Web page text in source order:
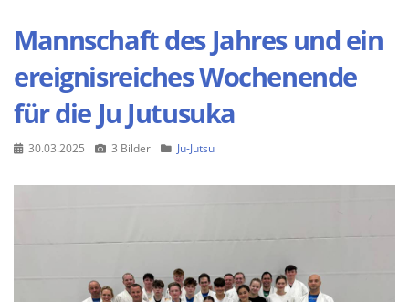
Mannschaft des Jahres und ein
ereignisreiches Wochenende
für die Ju Jutusuka
30.03.2025 3 Bilder Ju-Jutsu